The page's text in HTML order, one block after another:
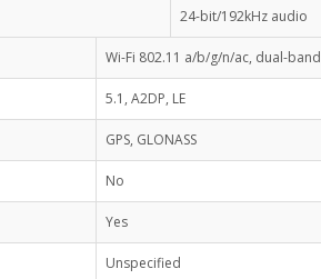
24-bit/192kHz audio
Wi-Fi 802.11 a/b/g/n/ac, dual-band
5.1, A2DP, LE
GPS, GLONASS
No
Yes
Unspecified